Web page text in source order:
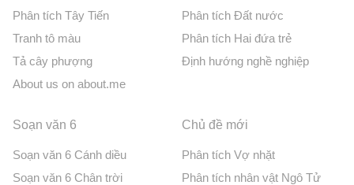
Phân tích Tây Tiến
Tranh tô màu
Tả cây phượng
About us on about.me
Phân tích Đất nước
Phân tích Hai đứa trẻ
Định hướng nghề nghiệp
Soạn văn 6
Soạn văn 6 Cánh diều
Soạn văn 6 Chân trời
Chủ đề mới
Phân tích Vợ nhặt
Phân tích nhân vật Ngô Tử